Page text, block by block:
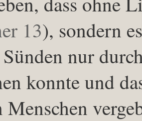
13), sondern
nur
konnte und
Menschen